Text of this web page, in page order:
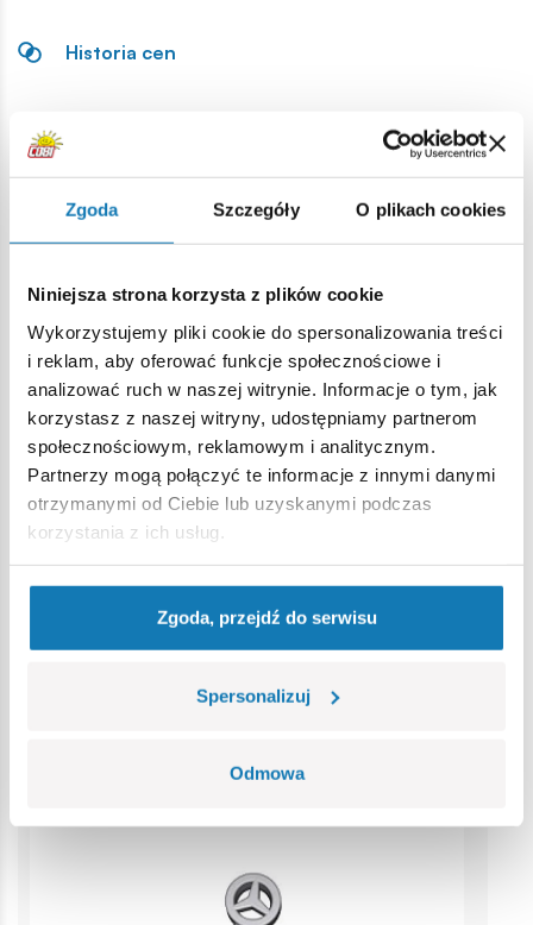
Zgoda Szczegóły O plikach cookies
Niniejsza strona korzysta z plików cookie
Wykorzystujemy pliki cookie do spersonalizowania treści
i reklam, aby oferować funkcje społecznościowe i
analizować ruch w naszej witrynie. Informacje o tym, jak
korzystasz z naszej witryny, udostępniamy partnerom
społecznościowym, reklamowym i analitycznym.
Partnerzy mogą połączyć te informacje z innymi danymi
otrzymanymi od Ciebie lub uzyskanymi podczas
korzystania z ich usług.
Zgoda, przejdź do serwisu
Spersonalizuj
Odmowa
Historia cen
Opis
Lokalizacja produktu:
Strona główna Klocki na sztuki Podstawowe 2x2 1/3
Ostrzeżenie
Nieodpowiednie dla dzieci w wieku poniżej 3 lat. Zawiera
małe części, które mogą zostać połknięte lub wchłonięte
(ryzyko zadławienia). Zalecamy zachowanie opakowania w
celach informacyjnych. Zachowuje się prawo do zmiany
kolorów i szczegółów technicznych.
Bestsellery w kategorii